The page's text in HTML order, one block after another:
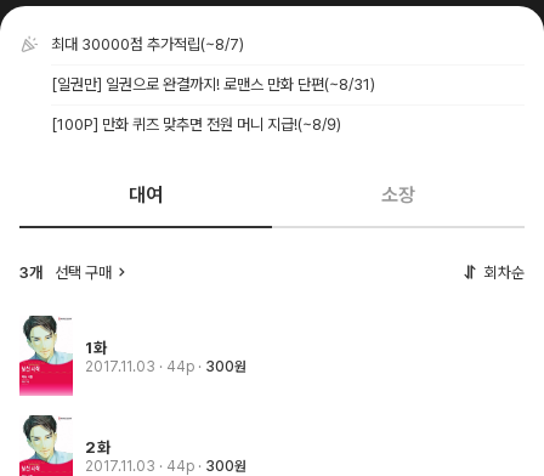
최대 30000점 추가적립(~8/7)
[일권만] 일권으로 완결까지! 로맨스 만화 단편(~8/31)
[100P] 만화 퀴즈 맞추면 전원 머니 지급!(~8/9)
대여 소장
3개 선택 구매 회차순
1화
2017.11.03 · 44p 300원
2화
2017.11.03 · 44p 300원